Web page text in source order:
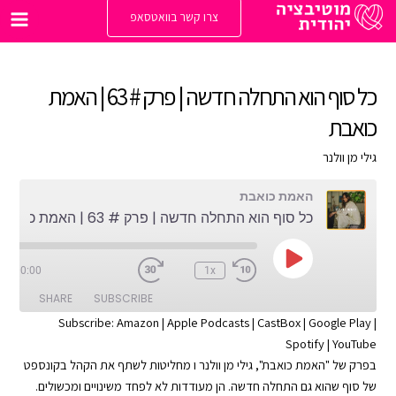
לתוכן
צרו קשר בוואטסאפ
כל סוף הוא התחלה חדשה | פרק # 63 | האמת
כואבת
גילי מן וולנר
האמת כואבת
Play
Episode
1x
00:00
SUBSCRIBE
SHARE
Amazon
Google Play
SHARE
LINK
Subscribe: Amazon | Apple Podcasts| CastBox| Google Play|
Spotify| YouTube
בפרק של "האמת כואבת", גילי מן וולנר ו מחליטות לשתף את הקהל בקונספט
של סוף שהוא גם התחלה חדשה. הן מעודדות לא לפחד משינויים ומכשולים.